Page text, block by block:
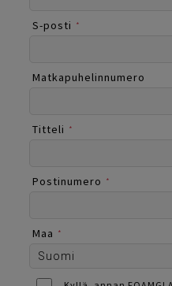
S-posti *
Matkapuhelinnumero
Titteli *
Postinumero *
Maa *